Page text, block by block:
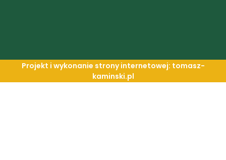
Projekt i wykonanie strony internetowej: tomasz-
kaminski.pl